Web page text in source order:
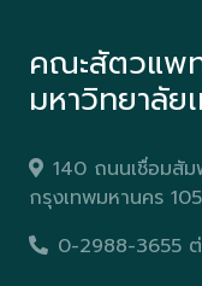
คณะสัตวแพ
มหาวิทยาลัย
140 ถนนเชื่อมสั
กรุงเทพมหานคร
0-2988-3655